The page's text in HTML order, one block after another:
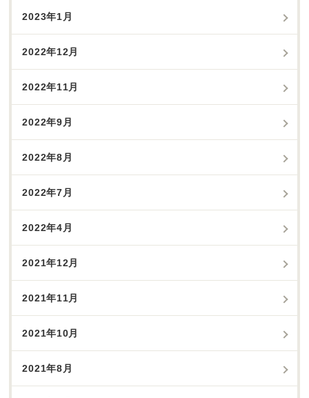
2023年1月
2022年12月
2022年11月
2022年9月
2022年8月
2022年7月
2022年4月
2021年12月
2021年11月
2021年10月
2021年8月